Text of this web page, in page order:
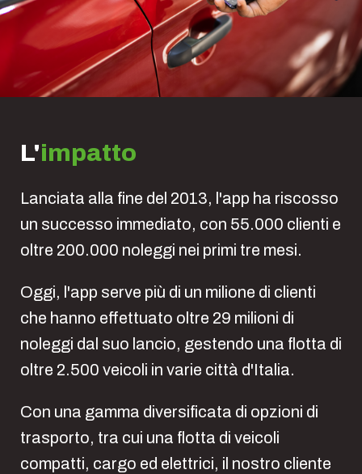
L'impatto
Lanciata alla fine del 2013, l'app ha riscosso
un successo immediato, con 55.000 clienti e
oltre 200.000 noleggi nei primi tre mesi.
Oggi, l'app serve più di un milione di clienti
che hanno effettuato oltre 29 milioni di
noleggi dal suo lancio, gestendo una flotta di
oltre 2.500 veicoli in varie città d'Italia.
Con una gamma diversificata di opzioni di
trasporto, tra cui una flotta di veicoli
compatti, cargo ed elettrici, il nostro cliente